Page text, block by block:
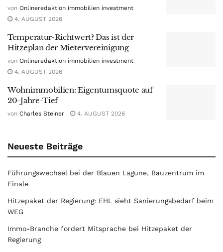
von Onlineredaktion immobilien investment
4. AUGUST 2026
Temperatur-Richtwert? Das ist der
Hitzeplan der Mietervereinigung
von Onlineredaktion immobilien investment
4. AUGUST 2026
Wohnimmobilien: Eigentumsquote auf
20-Jahre-Tief
von Charles Steiner 4. AUGUST 2026
Neueste Beiträge
Führungswechsel bei der Blauen Lagune, Bauzentrum im
Finale
Hitzepaket der Regierung: EHL sieht Sanierungsbedarf beim
WEG
Immo-Branche fordert Mitsprache bei Hitzepaket der
Regierung